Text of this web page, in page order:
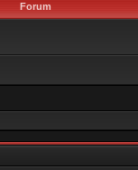
Forum